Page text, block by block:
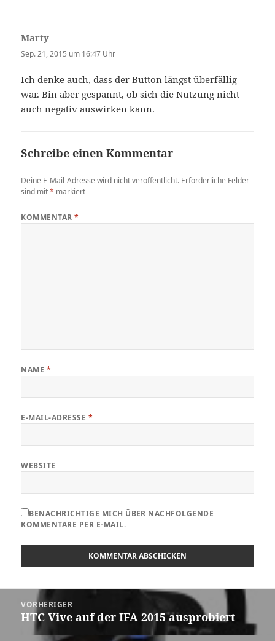
Marty
Sep. 21, 2015 um 16:47 Uhr
Ich denke auch, dass der Button längst überfällig
war. Bin aber gespannt, ob sich die Nutzung nicht
auch negativ auswirken kann.
Schreibe einen Kommentar
Deine E-Mail-Adresse wird nicht veröffentlicht. Erforderliche Felder
sind mit* markiert
KOMMENTAR*
NAME *
E-MAIL-ADRESSE *
WEBSITE
BENACHRICHTIGE MICH ÜBER NACHFOLGENDE
KOMMENTARE PER E-MAIL.
Beitragsnavigation
VORHERIGER
Vorheriger
Beitrag:
HTC Vive auf der IFA 2015 ausprobiert